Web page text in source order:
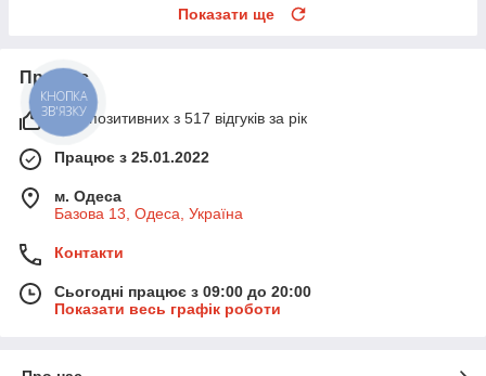
Показати ще
Про нас
99% позитивних з 517 відгуків за рік
Працює з 25.01.2022
м. Одеса
Базова 13, Одеса, Україна
Контакти
Сьогодні працює з 09:00 до 20:00
Показати весь графік роботи
КНОПКА
ЗВ'ЯЗКУ